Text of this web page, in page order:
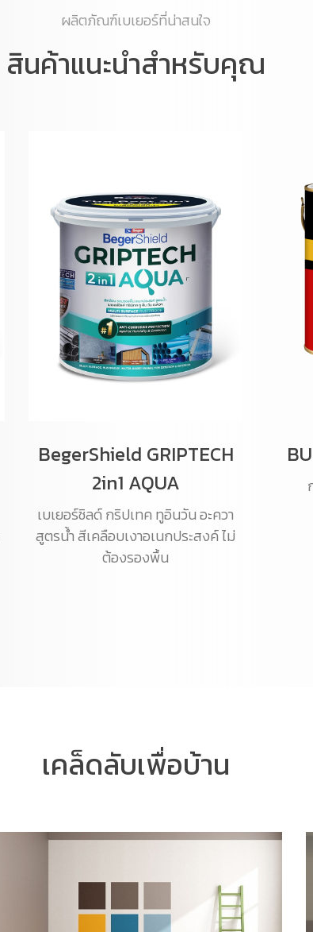
ผลิตภัณฑ์เบเยอร์ที่น่าสนใจ
สินค้าแนะนำสำหรับคุณ
BegerShield GRIPTECH
2in1 AQUA
เบเยอร์ชิลด์ กริปเทค ทูอินวัน อะควา
สูตรน้ำ สีเคลือบเงาอเนกประสงค์ ไม่
ต้องรองพื้น
เคล็ดลับเพื่อบ้าน